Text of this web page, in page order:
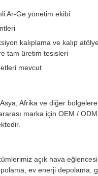
Ar-Ge yönetim ekibi
kalıplama ve kalıp
tam üretim tesisleri
mevcut
Afrika ve diğer
marka için OEM /
açık hava
ev enerji depolama,